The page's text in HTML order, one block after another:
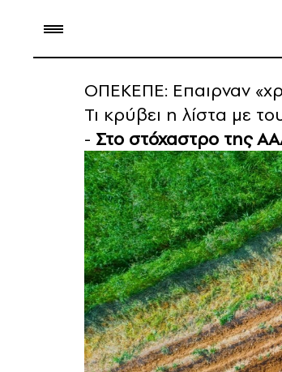
ΟΠΕΚΕΠΕ: Επαιρναν
Τι κρύβει η λίστα με
- Στο στόχαστρο της